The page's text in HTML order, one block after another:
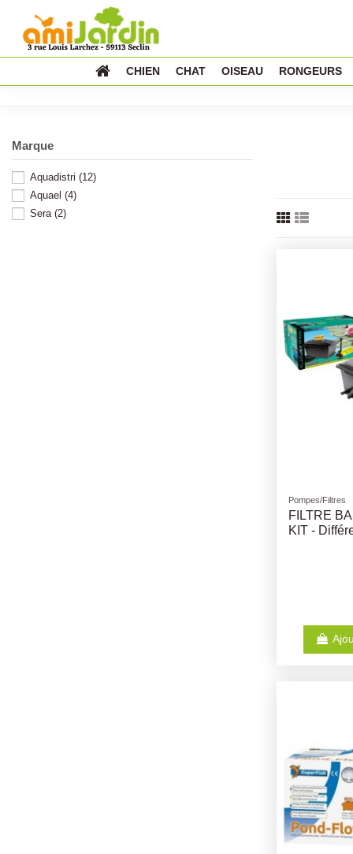
CHIEN CHAT OISEAU RONGEURS
Pompes/Filtres
FILTRE
KIT -
Marque
Aquadistri (12)
Aquael (4)
Sera (2)